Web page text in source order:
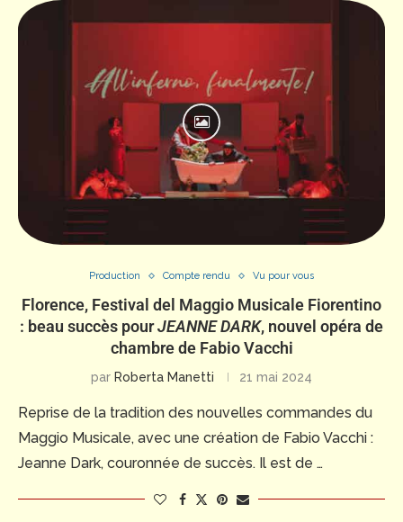
Production Compte rendu Vu pour vous
Florence, Festival del Maggio Musicale Fiorentino
: beau succès pourJEANNE DARK, nouvel opéra de
chambre de Fabio Vacchi
par Roberta Manetti 21 mai 2024
Reprise de la tradition des nouvelles commandes du
Maggio Musicale, avec une création de Fabio Vacchi :
Jeanne Dark, couronnée de succès. Il est de …